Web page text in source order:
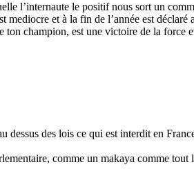
l’internaute le positif nous sort un
et à la fin de l’année est
champion, est une victoire de la
des lois ce qui est interdit en
comme un makaya comme tout